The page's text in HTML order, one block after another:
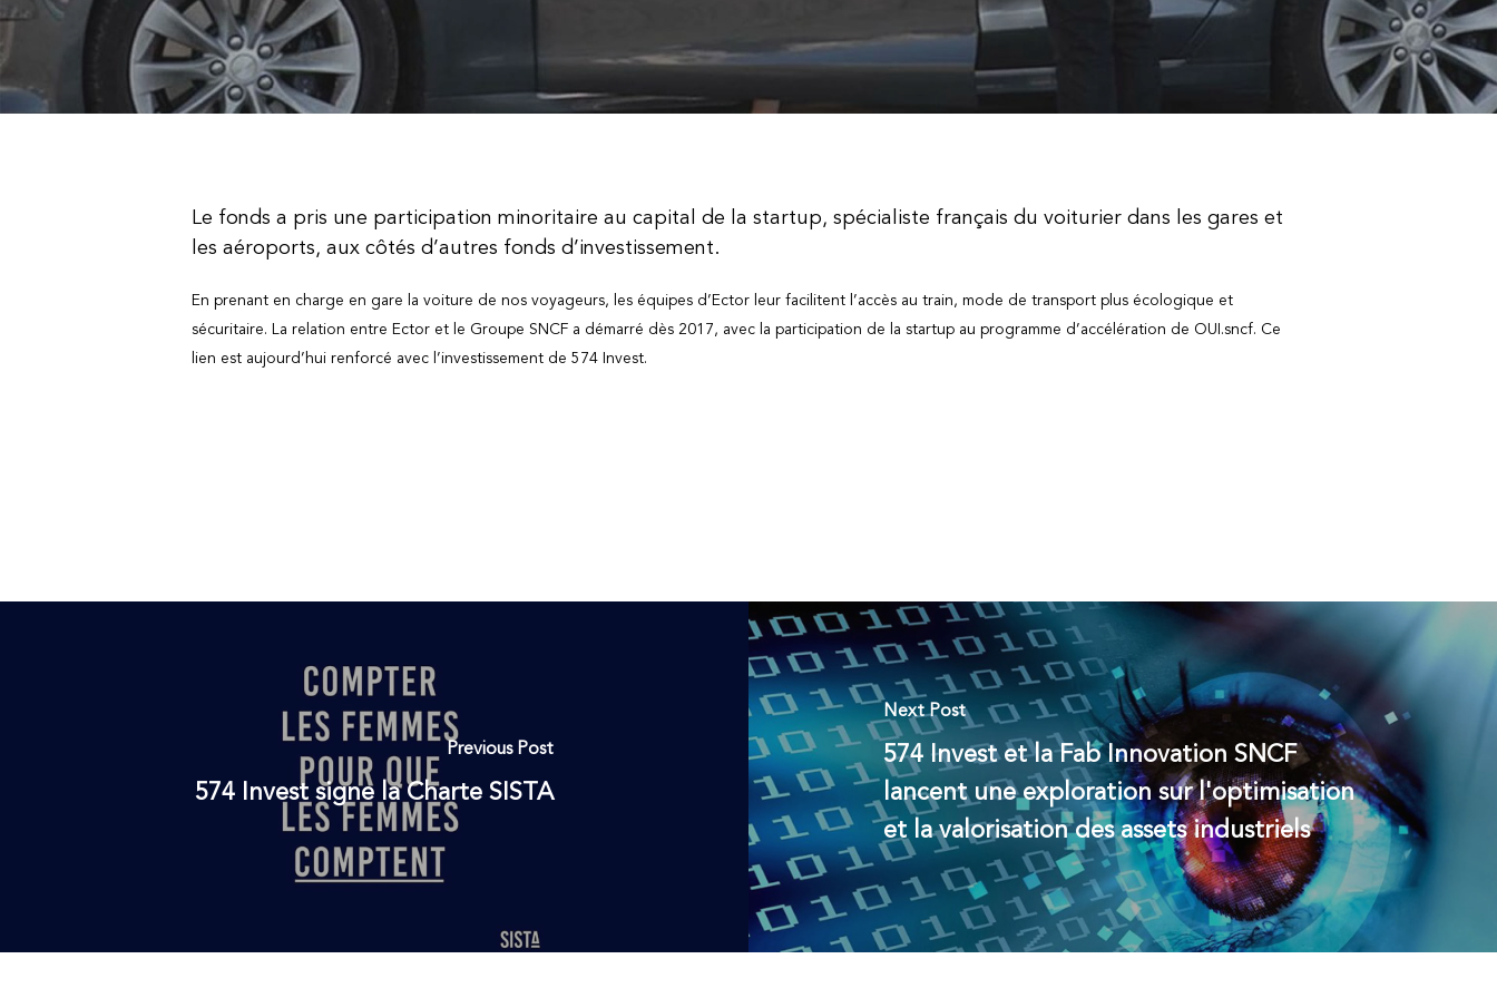
Le fonds a pris une participation minoritaire au capital de la startup, spécialiste français du voiturier dans les gares et
les aéroports, aux côtés d’autres fonds d’investissement.
En prenant en charge en gare la voiture de nos voyageurs, les équipes d’Ector leur facilitent l’accès au train, mode de transport plus écologique et
sécuritaire. La relation entre Ector et le Groupe SNCF a démarré dès 2017, avec la participation de la startup au programme d’accélération de OUI.sncf. Ce
lien est aujourd’hui renforcé avec l’investissement de 574 Invest.
Previous Post
574 Invest signe la Charte SISTA
Next Post
574 Invest et la Fab Innovation SNCF
lancent une exploration sur l'optimisation
et la valorisation des assets industriels